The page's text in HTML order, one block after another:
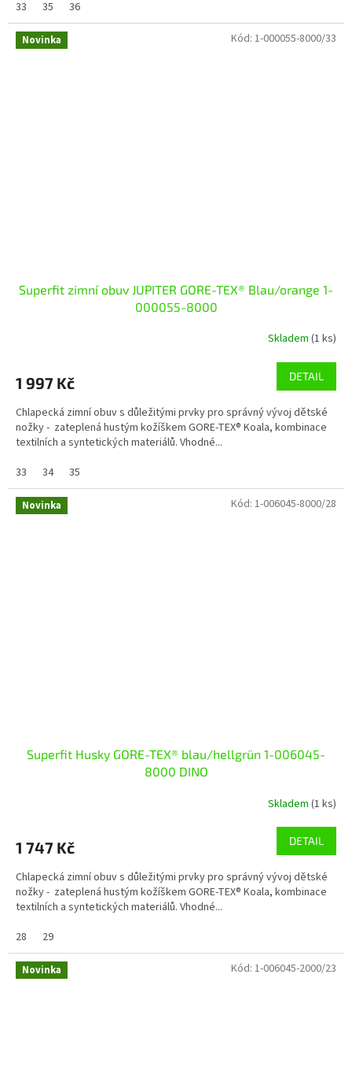
33
35 36
Novinka
Superfit zimní obuv JUPITER GORE-TEX® Blau/orange 1-
000055-8000
Skladem (1 ks)
1 997 Kč DETAIL
Chlapecká zimní obuv s důležitými prvky pro správný vývoj dětské
nožky - zateplená hustým kožíškem GORE-TEX® Koala, kombinace
textilních a syntetických materiálů. Vhodné...
33
34 35
Kód: 1-000055-8000/33
Novinka
Superfit Husky GORE-TEX® blau/hellgrün 1-006045-
8000 DINO
Skladem (1 ks)
1 747 Kč DETAIL
Chlapecká zimní obuv s důležitými prvky pro správný vývoj dětské
nožky - zateplená hustým kožíškem GORE-TEX® Koala, kombinace
textilních a syntetických materiálů. Vhodné...
28
29
Kód: 1-006045-8000/28
Novinka Kód: 1-006045-2000/23